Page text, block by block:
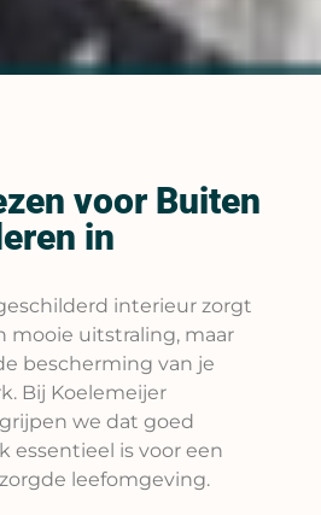
voor Buiten
in
interieur zorgt
mooie uitstraling, maar
bescherming van je
Bij Koelemeijer
we dat goed
essentieel is voor een
leefomgeving.